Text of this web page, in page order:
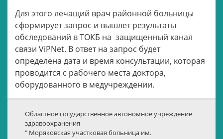
Для этого лечащий врач районной больницы
сформирует запрос и вышлет результаты
обследований в ТОКБ на защищенный канал
связи ViPNet. В ответ на запрос будет
определена дата и время консультации, которая
проводится с рабочего места доктора,
оборудованного в медучреждении.
Областное государственное автономное учреждение
здравоохранения
" Моряковская участковая больница им.